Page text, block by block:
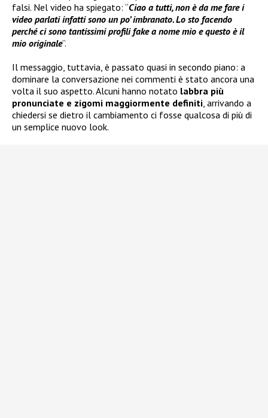
falsi. Nel video ha spiegato: “Ciao a tutti, non è da me fare i
video parlati infatti sono un po’ imbranato. Lo sto facendo
perché ci sono tantissimi profili fake a nome mio e questo è il
mio originale”.
Il messaggio, tuttavia, è passato quasi in secondo piano: a
dominare la conversazione nei commenti è stato ancora una
volta il suo aspetto. Alcuni hanno notato labbra più
pronunciate e zigomi maggiormente definiti , arrivando a
chiedersi se dietro il cambiamento ci fosse qualcosa di più di
un semplice nuovo look.